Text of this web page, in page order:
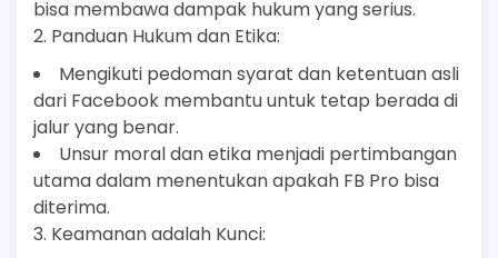
bisa membawa dampak hukum yang serius.
2. Panduan Hukum dan Etika:
Mengikuti pedoman syarat dan ketentuan asli
dari Facebook membantu untuk tetap berada di
jalur yang benar.
Unsur moral dan etika menjadi pertimbangan
utama dalam menentukan apakah FB Pro bisa
diterima.
3. Keamanan adalah Kunci: